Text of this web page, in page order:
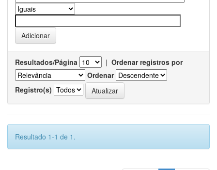
Resultados/Página | Ordenar registros por
Ordenar
Registro(s)
Resultado 1-1 de 1.